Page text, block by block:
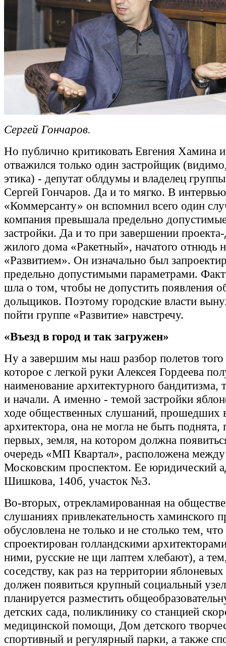
Сергей Гончаров.
Но публично критиковать Евгения Хамина
отважился только один застройщик
этика) - депутат облдумы и владелец
Сергей Гончаров. Да и то мягко. В интервью
«Коммерсанту» он вспомнил всего один
компания превышала предельно
застройки. Да и то при завершении
жилого дома «Ракетный», начатого отнюдь
«Развитием». Он изначально был
предельно допустимыми параметрами.
шла о том, чтобы не допустить появления
дольщиков. Поэтому городские власти
пойти группе «Развитие» навстречу.
«Въезд в город и так загружен»
Ну а завершим мы наш разбор полетов того
которое с легкой руки Алексея Гордеева
наименование архитектурного бандитизма,
и начали. А именно - темой застройки
ходе общественных слушаний, прошедших
архитектора, она не могла не быть поднята,
первых, земля, на котором должна
очередь «МП Квартал», расположена
Московским проспектом. Ее юридический
Шишкова, 140б, участок №3.
Во-вторых, отрекламированная на
слушаниях привлекательность хаминского
обусловлена не только и не столько тем,
спроектирован голландскими
ними, русские не щи лаптем хлебают), а
соседству, как раз на территории
должен появиться крупный социальный
планируется разместить
детских сада, поликлинику со станцией
медицинской помощи, Дом детского
спортивный и регулярный парки, а также